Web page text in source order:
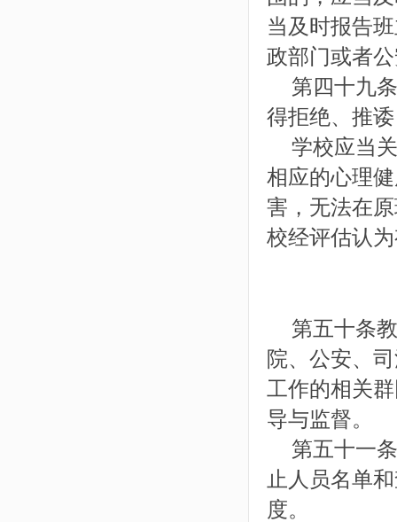
当及时报告
政部门或者
第四十九条
得拒绝、推
学校应当关
相应的心理
害，无法在
校经评估认
第五十条教
院、公安、
工作的相关
导与监督。
第五十一条
止人员名单
度。